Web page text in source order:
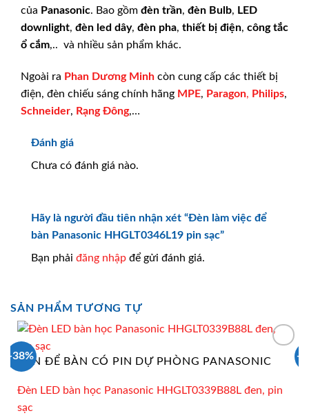
của Panasonic. Bao gồm đèn trần, đèn Bulb, LED
downlight, đèn led dây, đèn pha, thiết bị điện, công tắc
ổ cắm,.. và nhiều sản phẩm khác.
Ngoài ra Phan Dương Minh còn cung cấp các thiết bị
điện, đèn chiếu sáng chính hãng MPE, Paragon, Philips,
Schneider, Rạng Đông,…
Đánh giá
Chưa có đánh giá nào.
Hãy là người đầu tiên nhận xét “Đèn làm việc để
bàn Panasonic HHGLT0346L19 pin sạc”
Bạn phải đăng nhập để gửi đánh giá.
SẢN PHẨM TƯƠNG TỰ
-38%
ĐÈN ĐỂ BÀN CÓ PIN DỰ PHÒNG PANASONIC
Đèn LED bàn học Panasonic HHGLT0339B88L đen, pin
sạc
-